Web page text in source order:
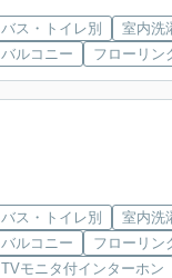
バス・トイレ別 室内洗
バルコニー
フローリン
バス・トイレ別
室内洗
バルコニー
フローリン
TVモニタ付インターホン